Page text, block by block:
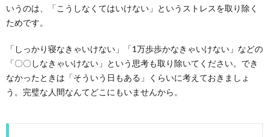
いうのは、「こうしなくてはいけない」というストレスを取り除く
ためです。
「しっかり寝なきゃいけない」「1万歩歩かなきゃいけない」などの
「〇〇しなきゃいけない」という思考も取り除いてください。でき
なかったときは「そういう日もある」くらいに考えておきましょ
う。完璧な人間なんてどこにもいませんから。